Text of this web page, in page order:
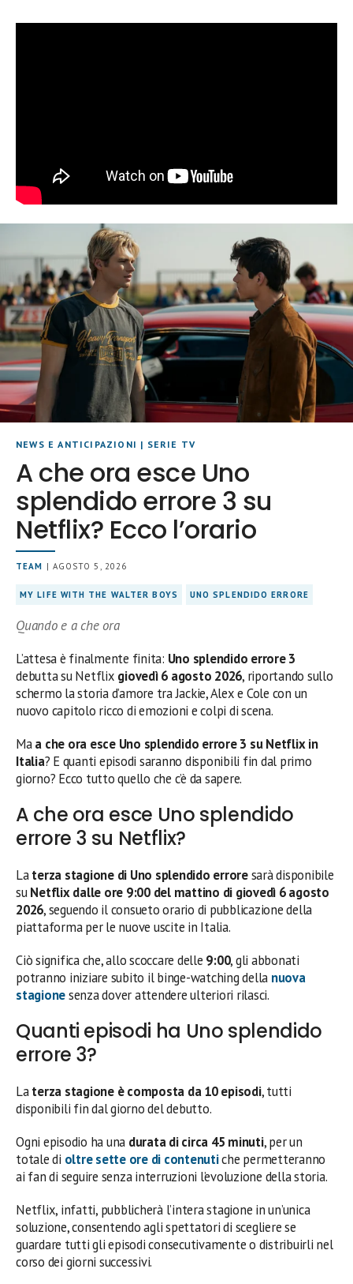
NEWS E ANTICIPAZIONI | SERIE TV
A che ora esce Uno
splendido errore 3 su
Netflix? Ecco l’orario
TEAM | AGOSTO 5, 2026
MY LIFE WITH THE WALTER BOYS UNO SPLENDIDO ERRORE
Quando e a che ora
L’attesa è finalmente finita: Uno splendido errore 3
debutta su Netflix giovedì 6 agosto 2026, riportando sullo
schermo la storia d’amore tra Jackie, Alex e Cole con un
nuovo capitolo ricco di emozioni e colpi di scena.
Maa che ora esce Uno splendido errore 3 su Netflix in
Italia? E quanti episodi saranno disponibili fin dal primo
giorno? Ecco tutto quello che c’è da sapere.
A che ora esce Uno splendido
errore 3 su Netflix?
Laterza stagione di Uno splendido erroresarà disponibile
suNetflix dalle ore 9:00 del mattino di giovedì 6 agosto
2026, seguendo il consueto orario di pubblicazione della
piattaforma per le nuove uscite in Italia.
Ciò significa che, allo scoccare delle 9:00, gli abbonati
potranno iniziare subito il binge-watching della nuova
stagionesenza dover attendere ulteriori rilasci.
Quanti episodi ha Uno splendido
errore 3?
Laterza stagione è composta da 10 episodi, tutti
disponibili fin dal giorno del debutto.
Ogni episodio ha una durata di circa 45 minuti, per un
totale di oltre sette ore di contenutiche permetteranno
ai fan di seguire senza interruzioni l’evoluzione della storia.
Netflix, infatti, pubblicherà l’intera stagione in un’unica
soluzione, consentendo agli spettatori di scegliere se
guardare tutti gli episodi consecutivamente o distribuirli nel
corso dei giorni successivi.